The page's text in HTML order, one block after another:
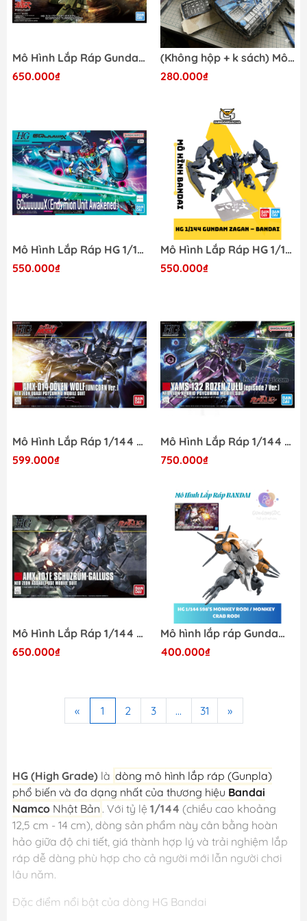
Mô Hình Lắp Ráp Gundam HG SCOPEDOG TURBO CUSTOM 4573102685599 Bandai
650.000₫
(Không hộp + k sách) Mô Hình Gundam HG Build Strike Full Package Bandai
280.000₫
Mô Hình Lắp Ráp HG 1/144 GQuuuuuuX (Endymion Unit Awakened) Bandai 4573102720009
550.000₫
Mô Hình Lắp Ráp HG 1/144 Gundam Zagan Bandai Chính Hãng | 4573102691927
550.000₫
Mô Hình Lắp Ráp 1/144 HGUC DOVEN WOLF (UNICORN VER.) Bandai 4573102618313
599.000₫
Mô Hình Lắp Ráp 1/144 HGUC ROZEN ZULU Episode 7 Ver Bandai 4573102692221
750.000₫
Mô Hình Lắp Ráp 1/144 HGUC SCHUZRUM-GALLUSS Bandai 4573102641304
650.000₫
Mô hình lắp ráp Gundam HG 1/144 598'S MONKEY RODI / MONKEY CRAB RODI Bandai 4573102691743
400.000₫
« 1 2 3 ... 31 »
HG (High Grade) là dòng mô hình lắp ráp (Gunpla)
phổ biến và đa dạng nhất của thương hiệu Bandai
Namco Nhật Bản . Với tỷ lệ1/144 (chiều cao khoảng
12,5 cm - 14 cm), dòng sản phẩm này cân bằng hoàn
hảo giữa độ chi tiết, giá thành hợp lý và trải nghiệm lắp
ráp dễ dàng phù hợp cho cả người mới lẫn người chơi
lâu năm.
Đặc điểm nổi bật của dòng HG Bandai